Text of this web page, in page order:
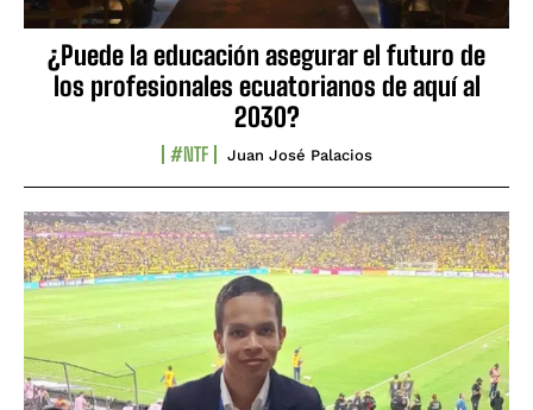
¿Puede la educación asegurar el futuro de
los profesionales ecuatorianos de aquí al
2030?
#NTF Juan José Palacios